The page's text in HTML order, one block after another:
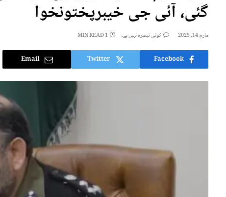
گئی، آئی جی خیبرپختونخوا
مارچ 14, 2025 کوئی تبصرہ نہیں ہے۔ 1 MIN READ
Facebook
Twitter
Email